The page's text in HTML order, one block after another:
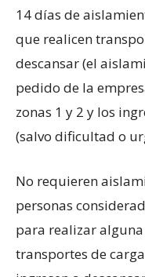
14 días de
que realicen
descansar (el
pedido de la
zonas 1 y 2 y los
(salvo dificultad o
No requieren
personas
para realizar
transportes de